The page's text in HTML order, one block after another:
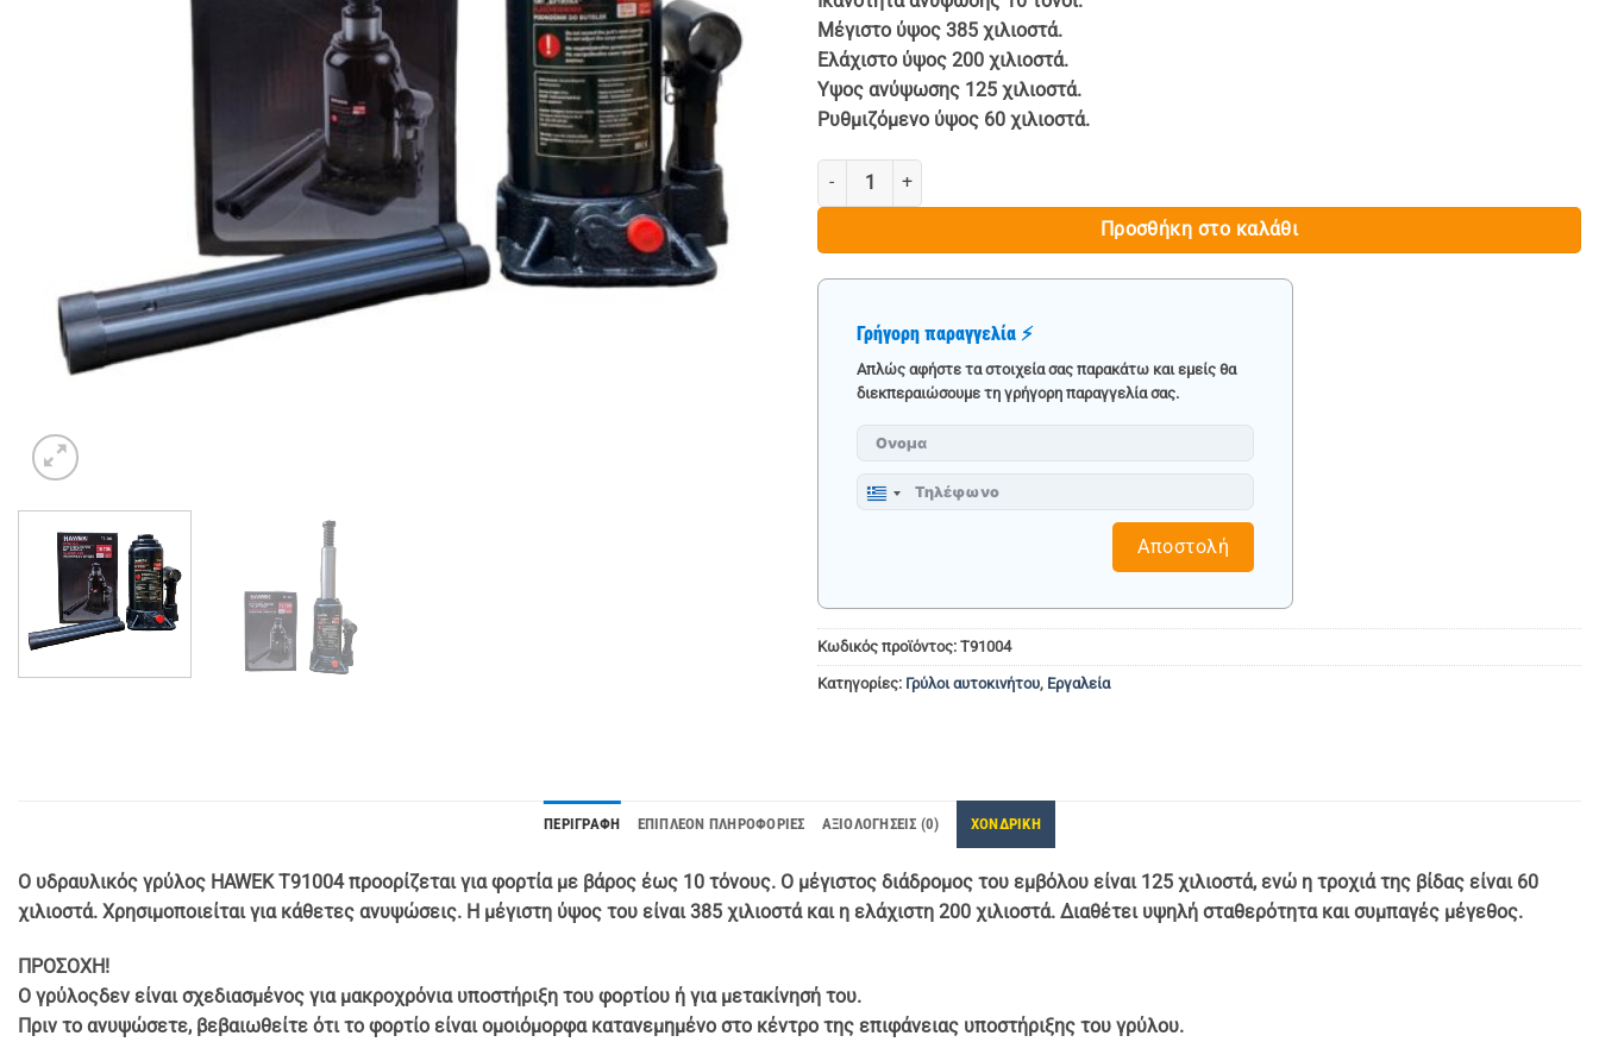
Μέγιστο ύψος 385 χιλιοστά.
Ελάχιστο ύψος 200 χιλιοστά.
Υψος ανύψωσης 125 χιλιοστά.
Ρυθμιζόμενο ύψος 60 χιλιοστά.
ΥΔΡΑΥΛΙΚΟΣ ΓΡΥΛΟΣ ΜΠΟΥΚΑΛΑΣ 10 ΤΟΝΩΝ - HAWEK ποσότητα
Προσθήκη στο καλάθι
Γρήγορη παραγγελία ⚡
Απλώς αφήστε τα στοιχεία σας παρακάτω και εμείς θα
διεκπεραιώσουμε τη γρήγορη παραγγελία σας.
Greece
Αποστολή
Κωδικός προϊόντος: Т91004
Κατηγορίες: Γρύλοι αυτοκινήτου, Εργαλεία
ΠΕΡΙΓΡΑΦΉ ΕΠΙΠΛΈΟΝ ΠΛΗΡΟΦΟΡΊΕΣ ΑΞΙΟΛΟΓΉΣΕΙΣ (0) ΧΟΝΔΡΙΚΗ
Ο υδραυλικός γρύλος HAWEK T91004 προορίζεται για φορτία με βάρος έως 10 τόνους. Ο μέγιστος διάδρομος του εμβόλου είναι 125 χιλιοστά, ενώ η τροχιά της βίδας είναι 60
χιλιοστά. Χρησιμοποιείται για κάθετες ανυψώσεις. Η μέγιστη ύψος του είναι 385 χιλιοστά και η ελάχιστη 200 χιλιοστά. Διαθέτει υψηλή σταθερότητα και συμπαγές μέγεθος.
ΠΡΟΣΟΧΗ!
Ο γρύλοςδεν είναι σχεδιασμένος για μακροχρόνια υποστήριξη του φορτίου ή για μετακίνησή του.
Πριν το ανυψώσετε, βεβαιωθείτε ότι το φορτίο είναι ομοιόμορφα κατανεμημένο στο κέντρο της επιφάνειας υποστήριξης του γρύλου.